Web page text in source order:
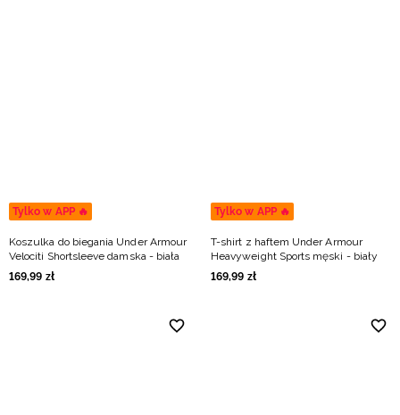
Tylko w APP 🔥
Koszulka do biegania Under Armour
Velociti Shortsleeve damska - biała
169,99 zł
Tylko w APP 🔥
T-shirt z haftem Under Armour
Heavyweight Sports męski - biały
169,99 zł